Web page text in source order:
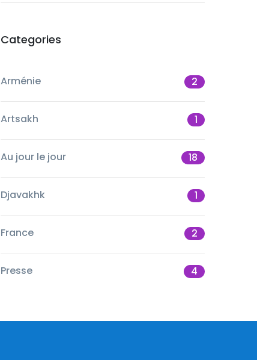
Categories
Arménie 2
Artsakh 1
Au jour le jour 18
Djavakhk 1
France 2
Presse 4